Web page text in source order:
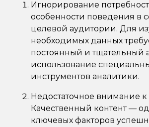
Игнорирование
особенности поведения в
целевой аудитории. Для
необходимых данных
постоянный и тщательный
использование
инструментов аналитики.
Недостаточное внимание
Качественный контент —
ключевых факторов